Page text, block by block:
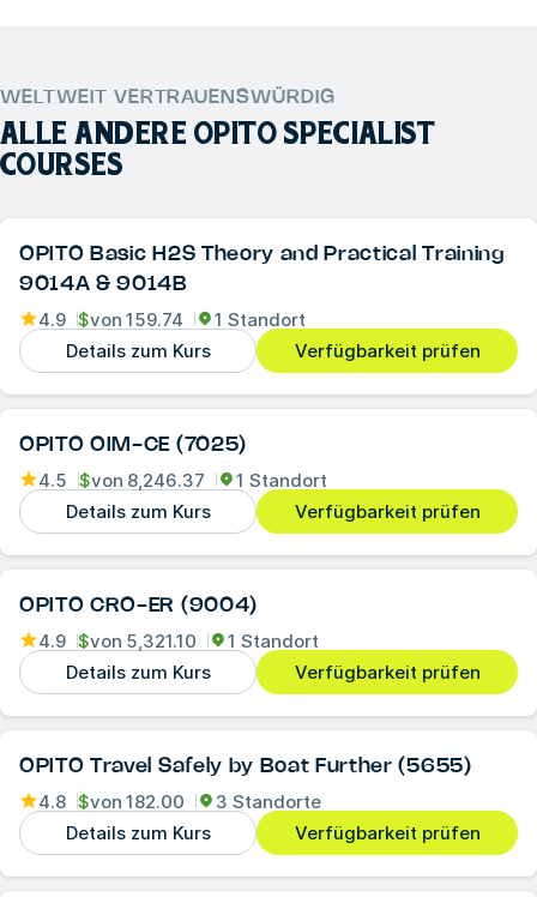
WELTWEIT VERTRAUENSWÜRDIG
ALLE ANDERE OPITO SPECIALIST
COURSES
OPITO Basic H2S Theory and Practical Training
9014A & 9014B
4.9 $von 159.74
1 Standort
Details zum Kurs
Verfügbarkeit prüfen
OPITO OIM-CE (7025)
4.5 $von 8,246.37
1 Standort
Details zum Kurs
Verfügbarkeit prüfen
OPITO CRO-ER (9004)
4.9 $von 5,321.10
1 Standort
Details zum Kurs
Verfügbarkeit prüfen
OPITO Travel Safely by Boat Further (5655)
4.8 $von 182.00
3 Standorte
Details zum Kurs
Verfügbarkeit prüfen